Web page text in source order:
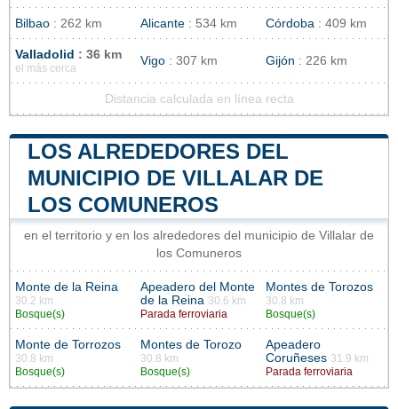
Bilbao : 262 km Alicante : 534 km Córdoba : 409 km
Valladolid : 36 km
el más cerca
Vigo : 307 km Gijón : 226 km
Distancia calculada en línea recta
LOS ALREDEDORES DEL
MUNICIPIO DE VILLALAR DE
LOS COMUNEROS
en el territorio y en los alrededores del municipio de Villalar de
los Comuneros
Monte de la Reina
30.2 km
Bosque(s)
Apeadero del Monte
de la Reina 30.6 km
Parada ferroviaria
Montes de Torozos
30.8 km
Bosque(s)
Monte de Torrozos
30.8 km
Bosque(s)
Montes de Torozo
30.8 km
Bosque(s)
Apeadero
Coruñeses 31.9 km
Parada ferroviaria